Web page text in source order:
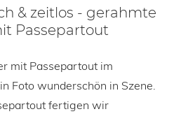
& zeitlos - gerahmte
Passepartout
mit Passepartout im
Foto wunderschön in Szene.
fertigen wir